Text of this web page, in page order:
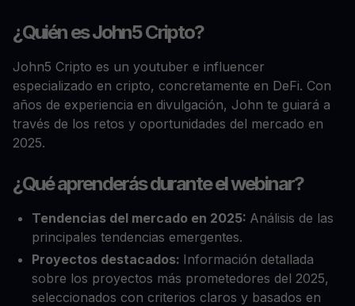
¿Quién es John5 Cripto?
John5 Cripto es un youtuber e influencer
especializado en cripto, concretamente en DeFi. Con
años de experiencia en divulgación, John te guiará a
través de los retos y oportunidades del mercado en
2025.
¿Qué aprenderás durante el webinar?
Tendencias del mercado en 2025: Análisis de las
principales tendencias emergentes.
Proyectos destacados: Información detallada
sobre los proyectos más prometedores del 2025,
seleccionados con criterios claros y basados en